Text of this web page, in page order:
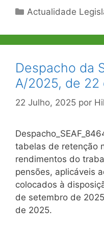
Categorias
Actualidade
Despacho da
A/2025, de 22
22 Julho, 2025 por
tabelas de retenção
rendimentos do
pensões, aplicáveis
colocados à
de setembro de
de 2025.